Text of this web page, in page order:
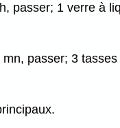
passer; 1 verre à
passer; 3